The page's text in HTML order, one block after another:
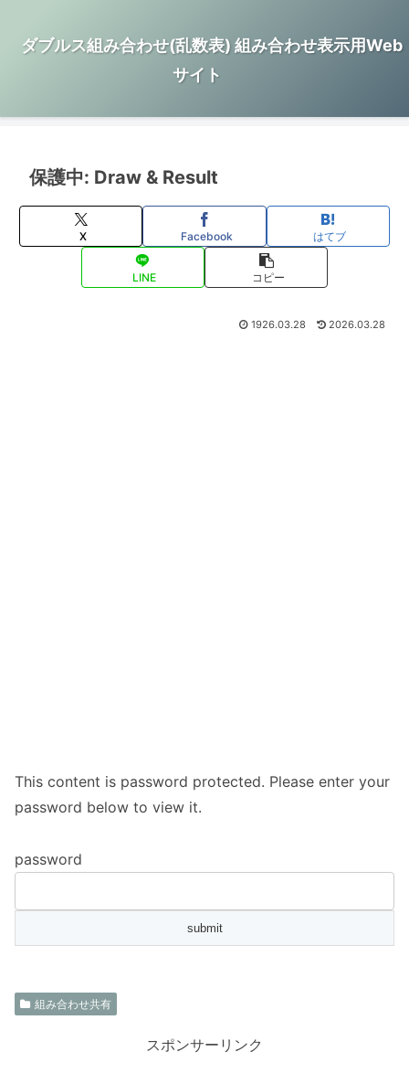
ダブルス組み合わせ(乱数表) 組み合わせ表示用Web
サイト
保護中: Draw & Result
X Facebook はてブ
LINE コピー
1926.03.28 2026.03.28
This content is password protected. Please enter your
password below to view it.
password
組み合わせ共有
スポンサーリンク